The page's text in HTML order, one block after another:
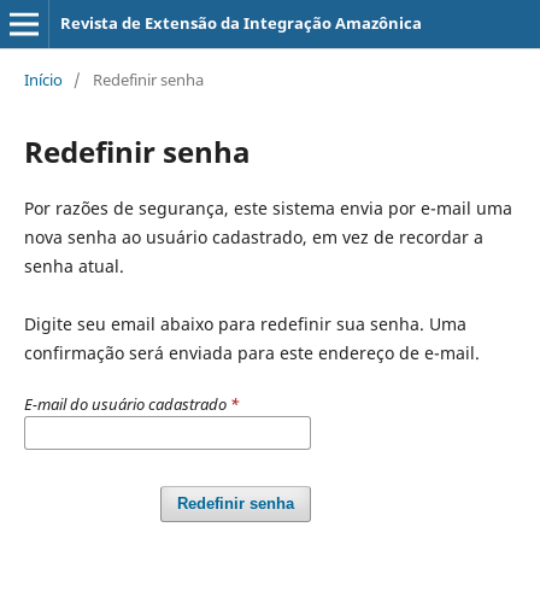
Revista de Extensão da Integração Amazônica
Início / Redefinir senha
Redefinir senha
Por razões de segurança, este sistema envia por e-mail uma
nova senha ao usuário cadastrado, em vez de recordar a
senha atual.
Digite seu email abaixo para redefinir sua senha. Uma
confirmação será enviada para este endereço de e-mail.
E-mail do usuário cadastrado *
Redefinir senha